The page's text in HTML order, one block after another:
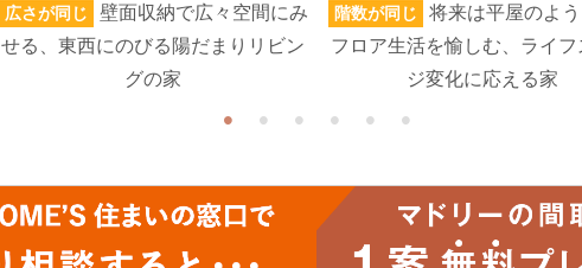
広さが同じ
壁面収納で広々空間にみ
せる、東西にのびる陽だまりリビン
グの家
階数が同じ
将来は平屋のよ
フロア生活を愉しむ、ライフ
ジ変化に応える家